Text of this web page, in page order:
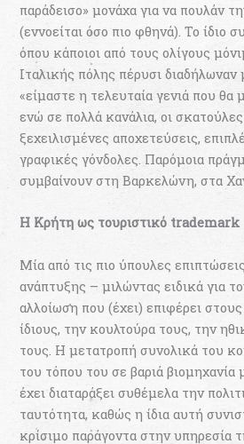
παράδεισο» μονάχα για να πουλάν
(εννοείται όσο πιο φθηνά). Το ίδιο
όπου κάποιοι από τους ολίγους
Ιταλικής πόλης πέρυσι διαδήλωναν
«είμαστε η τελευταία γενιά που θα
ενώ σε πολλά κανάλια, οι
ξεχειλισμένες αποχετεύσεις,
γραφικές γόνδολες. Παρόμοια
συμβαίνουν στη Βαρκελώνη, στα
Η Κρήτη ως τουριστικό trademark
Μία από τις πιο ύπουλες
ανάπτυξης – μιλώντας ειδικά για
αλλοίωση που (έχει) επιφέρει
ίδιους, την κουλτούρα τους, την
τους. Η μετατροπή συνολικά του
του τόπου του σε βαριά βιομηχανία
έχει διαταράξει συθέμελα την
ταυτότητα, καθώς η ίδια αυτή
κρίσιμο παράγοντα στην υπηρεσία